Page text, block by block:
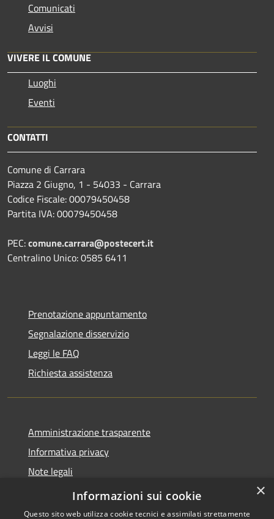
Comunicati
Avvisi
VIVERE IL COMUNE
Luoghi
Eventi
CONTATTI
Comune di Carrara
Piazza 2 Giugno, 1 - 54033 - Carrara
Codice Fiscale: 00079450458
Partita IVA: 00079450458
PEC:comune.carrara@postecert.it
Centralino Unico: 0585 6411
Prenotazione appuntamento
Segnalazione disservizio
Leggi le FAQ
Richiesta assistenza
Amministrazione trasparente
Informativa privacy
Note legali
Dichiarazione di accessibilità
×
Informazioni sui cookie
Questo sito web utilizza cookie tecnici e assimilati strettamente